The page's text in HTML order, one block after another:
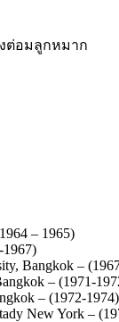
– 1965)
1967)
Bangkok –
– (1971-
– (1972-1974)
New York –